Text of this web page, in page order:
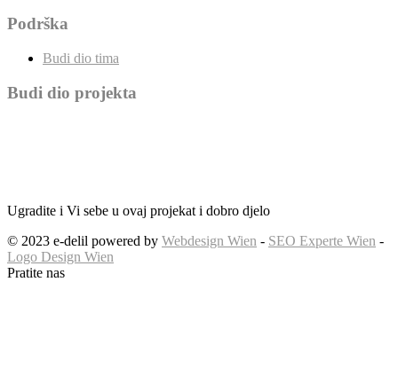
Podrška
Budi dio tima
Budi dio projekta
Ugradite i Vi sebe u ovaj projekat i dobro djelo
© 2023 e-delil powered by Webdesign Wien - SEO Experte Wien -
Logo Design Wien
Pratite nas